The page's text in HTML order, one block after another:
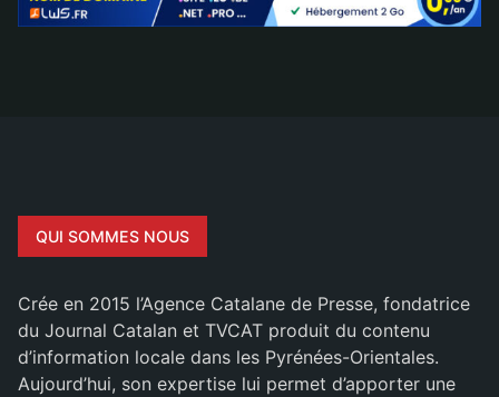
QUI SOMMES NOUS
Crée en 2015 l’Agence Catalane de Presse, fondatrice
du Journal Catalan et TVCAT produit du contenu
d’information locale dans les Pyrénées-Orientales.
Aujourd’hui, son expertise lui permet d’apporter une